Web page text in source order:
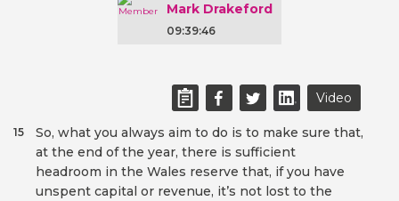
Mark Drakeford
09:39:46
Video
So, what you always aim to do is to make sure that,
at the end of the year, there is sufficient
headroom in the Wales reserve that, if you have
unspent capital or revenue, it’s not lost to the
15